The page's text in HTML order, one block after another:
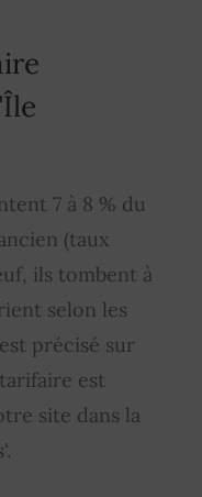
7 à 8 % du
(taux
ils tombent à
selon les
précisé sur
est
site dans la